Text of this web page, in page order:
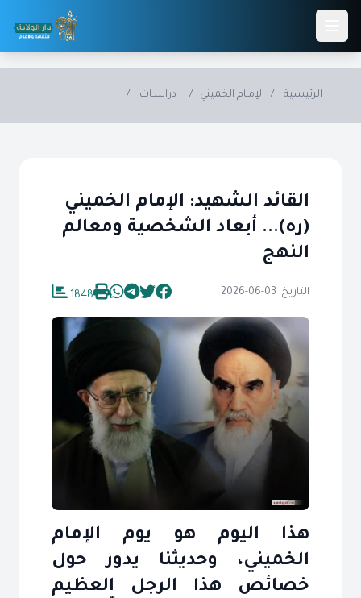
Skip to main content
الرئيسية / الإمـام الخميني / دراسـات /
القائد الشهيد: الإمام الخميني
(ره)... أبعاد الشخصية ومعالم
النهج
التاريخ: 03-06-2026 1848
هذا اليوم هو يوم الإمام
الخميني، وحديثنا يدور حول
خصائص هذا الرجل العظيم